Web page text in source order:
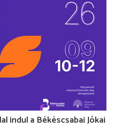
indul a Békéscsabai Jókai